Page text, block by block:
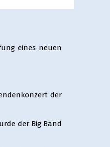
eines neuen
der
der Big Band